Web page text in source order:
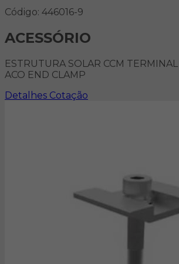
Código: 446016-9
ACESSÓRIO
ESTRUTURA SOLAR CCM
ACO END CLAMP
Detalhes Cotação